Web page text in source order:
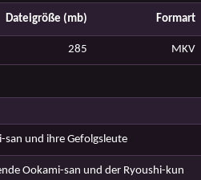
Dateigröße (mb) Formart
285 MKV
san und ihre Gefolgsleute
Ookami-san und der Ryoushi-kun